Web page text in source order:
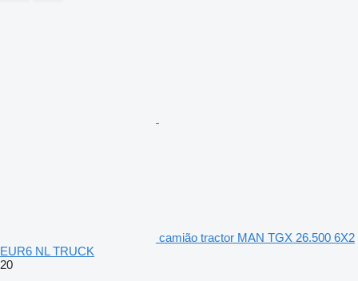
camião tractor MAN TGX 26.500 6X2
EUR6 NL TRUCK
20